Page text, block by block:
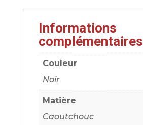
Informations
complémentaires
Couleur
Noir
Matière
Caoutchouc